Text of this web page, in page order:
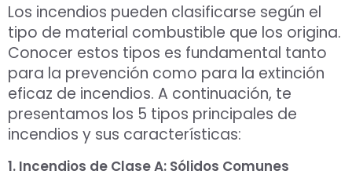
Los incendios pueden clasificarse según el
tipo de material combustible que los origina.
Conocer estos tipos es fundamental tanto
para la prevención como para la extinción
eficaz de incendios. A continuación, te
presentamos los 5 tipos principales de
incendios y sus características:
1. Incendios de Clase A: Sólidos Comunes